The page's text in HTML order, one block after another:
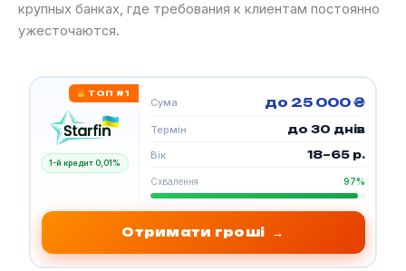
крупных банках, где требования к клиентам постоянно
ужесточаются.
ТОП #1
1-й кредит 0,01%
Сума до 25 000 ₴
Термін до 30 днів
Вік 18–65 р.
Схвалення 97%
Отримати гроші →